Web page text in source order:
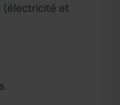
(électricité et